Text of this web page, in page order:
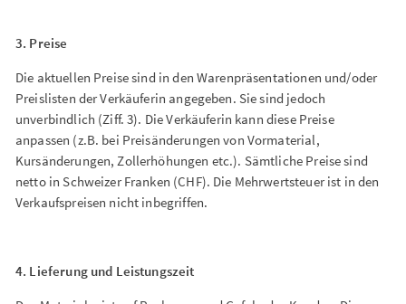
3. Preise
Die aktuellen Preise sind in den Warenpräsentationen und/oder
Preislisten der Verkäuferin angegeben. Sie sind jedoch
unverbindlich (Ziff. 3). Die Verkäuferin kann diese Preise
anpassen (z.B. bei Preisänderungen von Vormaterial,
Kursänderungen, Zollerhöhungen etc.). Sämtliche Preise sind
netto in Schweizer Franken (CHF). Die Mehrwertsteuer ist in den
Verkaufspreisen nicht inbegriffen.
4. Lieferung und Leistungszeit